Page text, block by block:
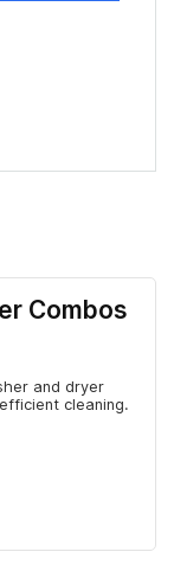
Combos
and dryer
cleaning.